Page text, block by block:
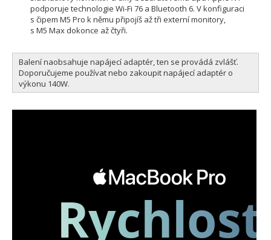
podporuje technologie Wi-Fi 76 a Bluetooth 6. V konfiguraci
s čipem M5 Pro k němu připojíš až tři externí monitory,
s M5 Max dokonce až čtyři.
Balení naobsahuje napájecí adaptér, ten se provádá zvlášť.
Doporučujeme používat nebo zakoupit napájecí adaptér o
výkonu 140W.